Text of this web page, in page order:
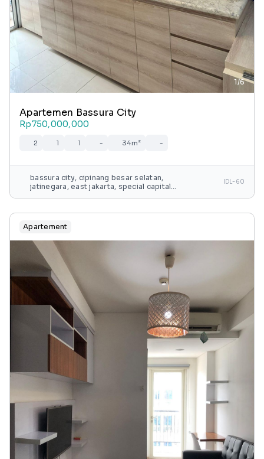
1/6
Apartemen Bassura City
Rp750,000,000
2 1 1 - 34m² -
bassura city, cipinang besar selatan,
jatinegara, east jakarta, special capital
IDL-60
Apartement